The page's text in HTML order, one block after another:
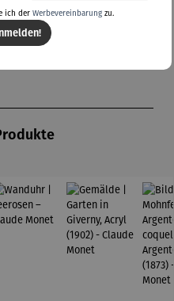
ich der Werbevereinbarungzu.